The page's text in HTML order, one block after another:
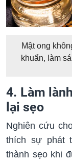
Mật ong
khuẩn, làm
4. Làm
lại sẹo
Nghiên cứu
thích sự phát
thành sẹo khi